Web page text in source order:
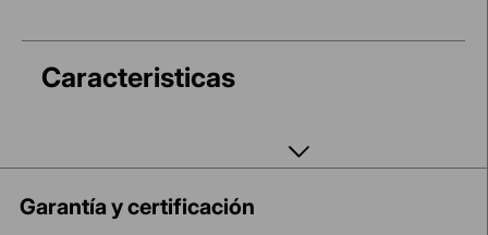
Caracteristicas
Garantía y certificación